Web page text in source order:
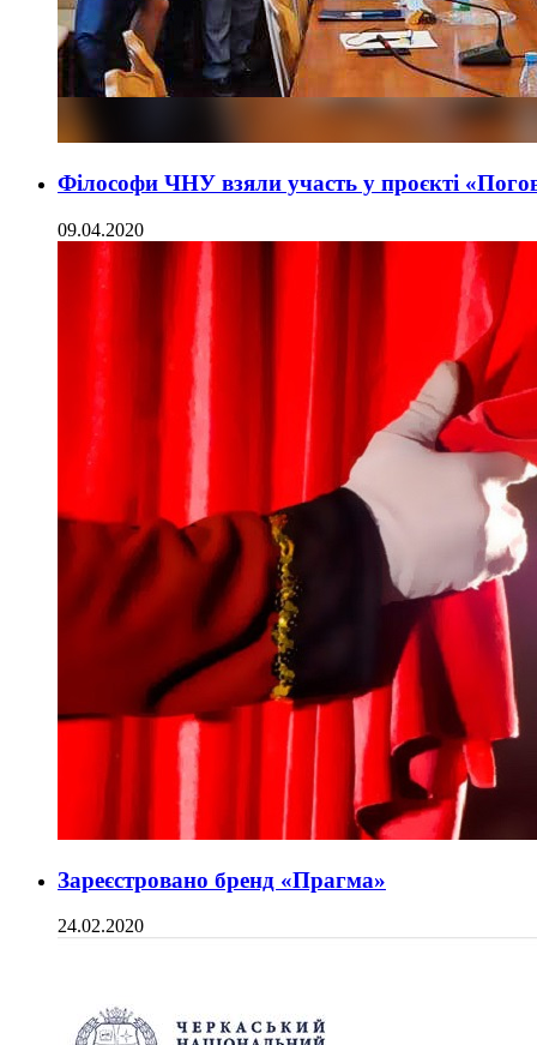
Філософи ЧНУ взяли участь у проєкті
09.04.2020
Зареєстровано бренд «Прагма»
24.02.2020